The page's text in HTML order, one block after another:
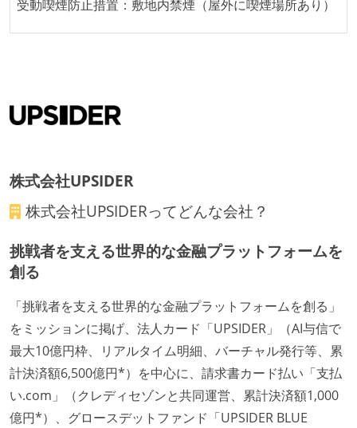
る
している
デイリーでスタンドアップミーティング、またはそれ
イテレーションの最後などに、定期的にチームでふり
かえりミーティングを行っている
継続的なデプロイ（デリバリー）を行っている
ワークフローの整備
全てのコードをバージョン管理ツールで管理している
各メンバーが実装したコードのマージは Pull Request
ベースで行われる
自動（＝システム化され、1コマンドで実行できる）
ビルド、自動デプロイ環境が整備されている
コードによるインフラ構成管理（Infrastructure as
Code）の環境が整備されている
受動喫煙防止措置：敷地内禁煙（屋外に喫煙場所あり）
株式会社UPSIDER
株式会社UPSIDERってどんな会社？
挑戦者を支える世界的な金融プラットフォームを
創る
「挑戦者を支える世界的な金融プラットフォームを創る」
をミッションに掲げ、法人カード「UPSIDER」（AI与信で
最大10億円枠、リアルタイム明細、バーチャル発行等、累
計決済額6,500億円*）を中心に、請求書カード払い「支払
い.com」（クレディセゾンと共同運営、累計決済額1,000
億円*）、グロースデットファンド「UPSIDER BLUE